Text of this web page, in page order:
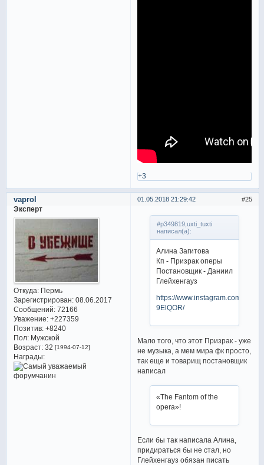
+3
25
01.05.2018 21:29:42
vaprol
Эксперт
Откуда:Пермь
Зарегистрирован: 08.06.2017
Сообщений:72166
Уважение: +227359
Позитив: +8240
Пол:Мужской
Возраст:32 [1994-07-12]
Награды:
#p349819,uxti_tuxti
написал(а):
Алина Загитова
Кп - Призрак оперы
Постановщик - Даниил
Глейхенгауз
https://www.instagram.com/p/
9ElQOR/
Мало того, что этот Призрак - уже
не музыка, а мем мира фк просто,
так еще и товарищ постановщик
написал
«The Fantom of the
opera»!
Если бы так написала Алина,
придираться бы не стал, но
Глейхенгауз обязан писать